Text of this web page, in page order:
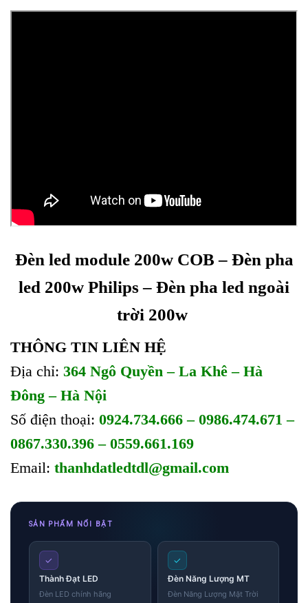
Đèn led module 200w COB – Đèn pha
led 200w Philips – Đèn pha led ngoài
trời 200w
THÔNG TIN LIÊN HỆ
Địa chỉ: 364 Ngô Quyền – La Khê – Hà
Đông – Hà Nội
Số điện thoại: 0924.734.666 – 0986.474.671 –
0867.330.396 – 0559.661.169
Email: thanhdatledtdl@gmail.com
SẢN PHẨM NỔI BẬT
✓
Thành Đạt LED
Đèn LED chính hãng
✓
Đèn Năng Lượng MT
Đèn Năng Lượng Mặt Trời